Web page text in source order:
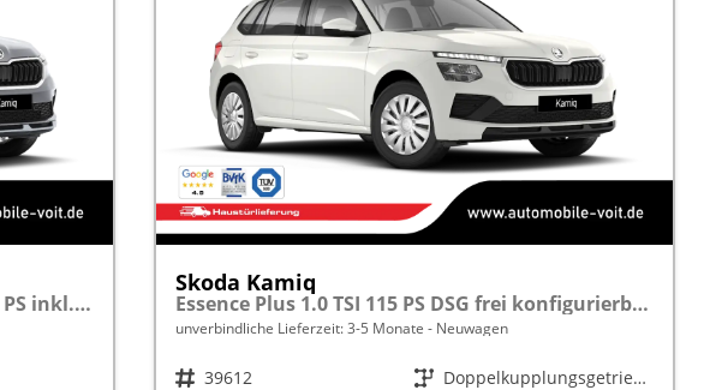
Extra Plus / Festpreisgarantie* 1.0 TSI 95 PS inkl. 5 J. Garantie frei konfigurierbar!
Skoda Kamiq
Essence Plus 1.0 TSI 115 PS DSG frei konfigurierbar!
unverbindliche Lieferzeit: 3-5 Monate Neuwagen
Fahrzeugnr. 39612 Getriebe
Doppelkupplungsgetriebe (DSG)